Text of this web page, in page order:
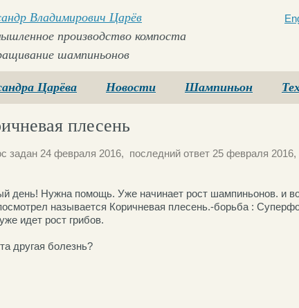
Владимирович Царёв
производство компоста
шампиньонов
Царёва Новости Шампиньон
плесень
задан 24 февраля 2016, последний ответ 25 февраля
день! Нужна помощь. Уже начинает рост шампиньонов. и
называется Коричневая плесень.-борьба :
идет рост грибов.
другая болезнь?